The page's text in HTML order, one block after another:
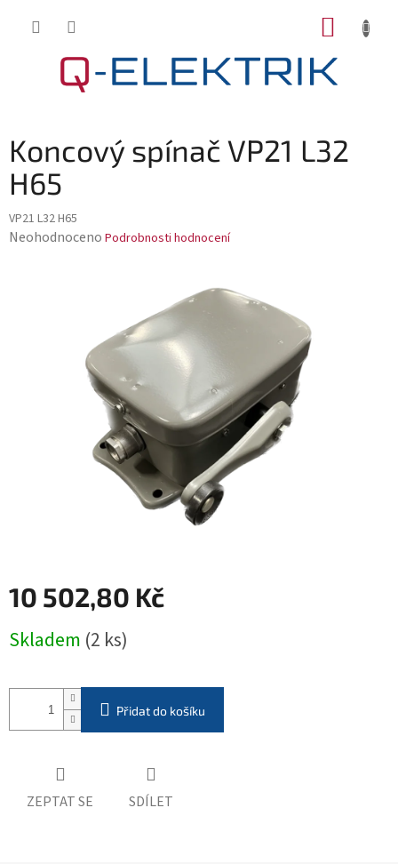
Koncový spínač VP21 L32
H65
VP21 L32 H65
Průměrné
Neohodnoceno Podrobnosti hodnocení
10 502,80 Kč
cena:
Skladem (2 ks)
Přidat do košíku
ZEPTAT SE SDÍLET